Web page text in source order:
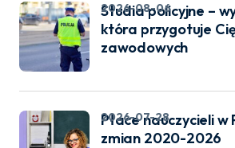
Studia policyjne –
która przygotuje
zawodowych
2026-08-06
Płace nauczycieli w
zmian 2020-2026
2026-07-28